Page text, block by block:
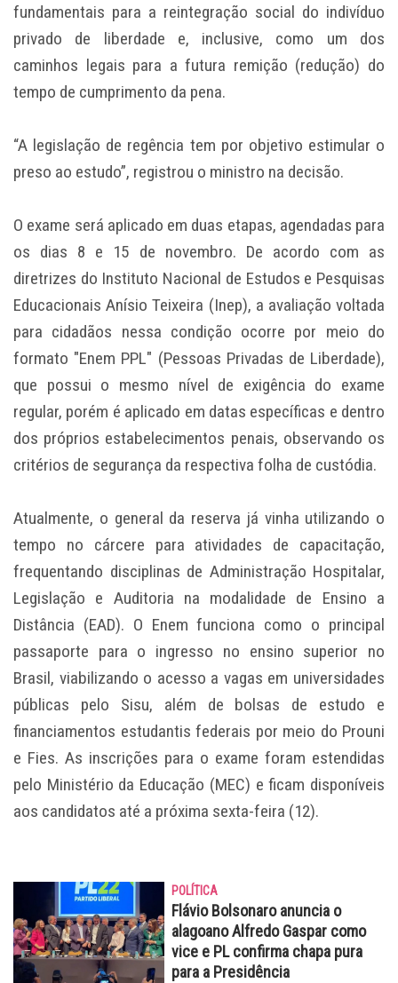
fundamentais para a reintegração social do indivíduo
privado de liberdade e, inclusive, como um dos
caminhos legais para a futura remição (redução) do
tempo de cumprimento da pena.
“A legislação de regência tem por objetivo estimular o
preso ao estudo”, registrou o ministro na decisão.
O exame será aplicado em duas etapas, agendadas para
os dias 8 e 15 de novembro. De acordo com as
diretrizes do Instituto Nacional de Estudos e Pesquisas
Educacionais Anísio Teixeira (Inep), a avaliação voltada
para cidadãos nessa condição ocorre por meio do
formato "Enem PPL" (Pessoas Privadas de Liberdade),
que possui o mesmo nível de exigência do exame
regular, porém é aplicado em datas específicas e dentro
dos próprios estabelecimentos penais, observando os
critérios de segurança da respectiva folha de custódia.
Atualmente, o general da reserva já vinha utilizando o
tempo no cárcere para atividades de capacitação,
frequentando disciplinas de Administração Hospitalar,
Legislação e Auditoria na modalidade de Ensino a
Distância (EAD). O Enem funciona como o principal
passaporte para o ingresso no ensino superior no
Brasil, viabilizando o acesso a vagas em universidades
públicas pelo Sisu, além de bolsas de estudo e
financiamentos estudantis federais por meio do Prouni
e Fies. As inscrições para o exame foram estendidas
pelo Ministério da Educação (MEC) e ficam disponíveis
aos candidatos até a próxima sexta-feira (12).
POLÍTICA
Flávio Bolsonaro anuncia o
alagoano Alfredo Gaspar como
vice e PL confirma chapa pura
para a Presidência